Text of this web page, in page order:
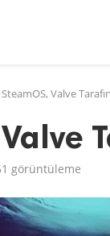
SteamOS, Valve
görüntüleme